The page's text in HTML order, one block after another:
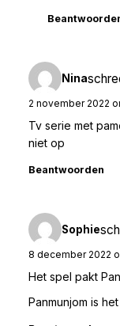
Nina
2 november 2022
Tv serie met
niet op
Beantwoorden
Sophie
8 december 2022
Het spel pakt
Panmunjom is